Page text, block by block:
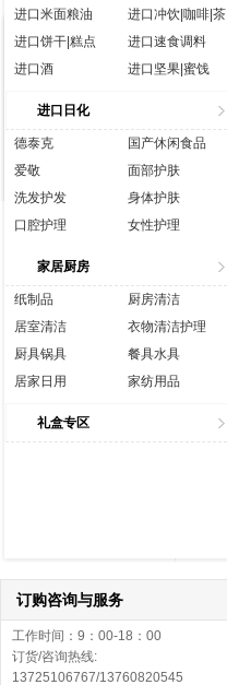
进口米面粮油
进口冲饮|咖啡|茶
进口饼干|糕点
进口速食调料
进口酒
进口坚果|蜜饯
进口日化
德泰克
国产休闲食品
爱敬
面部护肤
洗发护发
身体护肤
口腔护理
女性护理
家居厨房
纸制品
厨房清洁
居室清洁
衣物清洁护理
厨具锅具
餐具水具
居家日用
家纺用品
礼盒专区
订购咨询与服务
工作时间：9：00-18：00
订货/咨询热线:
13725106767/13760820545